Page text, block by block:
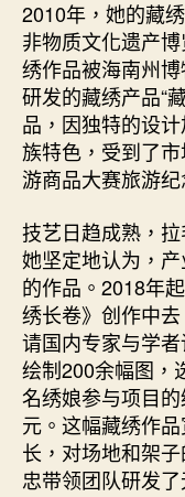
2010年，她的藏
非物质文化遗产
绣作品被海南州
研发的藏绣产品“
品，因独特的设
族特色，受到了
游商品大赛旅游
技艺日趋成熟，
她坚定地认为，
的作品。2018年
绣长卷》创作中
请国内专家与学
绘制200余幅图，
名绣娘参与项目
元。这幅藏绣作
长，对场地和架
忠带领团队研发